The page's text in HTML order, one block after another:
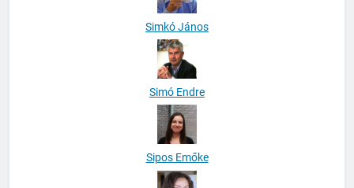
Simkó János
Simó Endre
Sipos Emőke